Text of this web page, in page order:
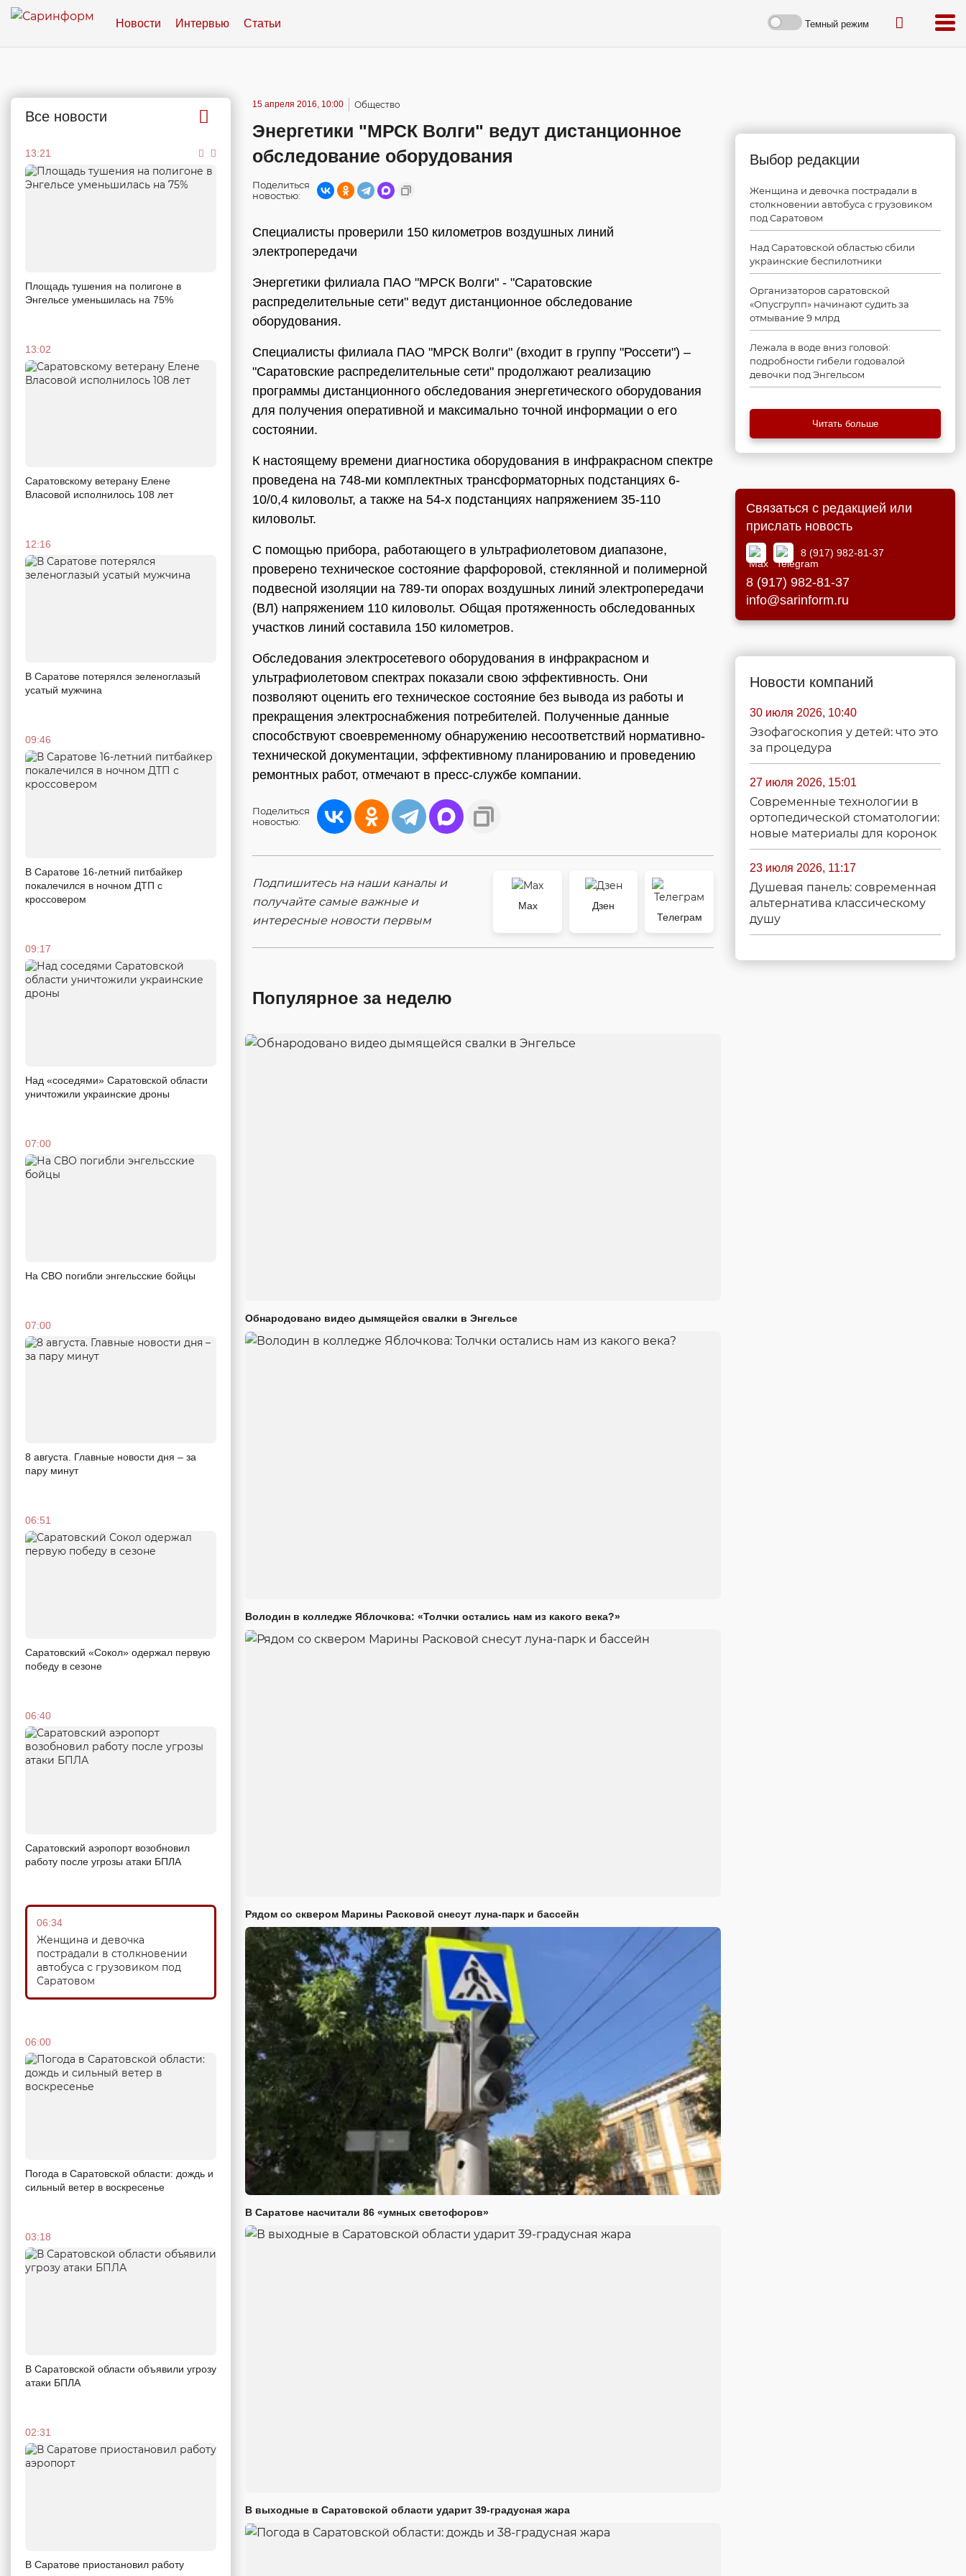
Новости Интервью Статьи Темный режим
Все новости
13:21
Площадь тушения на полигоне в
Энгельсе уменьшилась на 75%
13:02
Саратовскому ветерану Елене
Власовой исполнилось 108 лет
12:16
В Саратове потерялся зеленоглазый
усатый мужчина
09:46
В Саратове 16-летний питбайкер
покалечился в ночном ДТП с
кроссовером
09:17
Над «соседями» Саратовской области
уничтожили украинские дроны
07:00
На СВО погибли энгельсские бойцы
07:00
8 августа. Главные новости дня – за
пару минут
06:51
Саратовский «Сокол» одержал первую
победу в сезоне
06:40
Саратовский аэропорт возобновил
работу после угрозы атаки БПЛА
06:34
Женщина и девочка
пострадали в столкновении
автобуса с грузовиком под
Саратовом
06:00
Погода в Саратовской области: дождь и
сильный ветер в воскресенье
03:18
В Саратовской области объявили угрозу
атаки БПЛА
02:31
В Саратове приостановил работу
15 апреля 2016, 10:00 Общество
Энергетики "МРСК Волги" ведут дистанционное
обследование оборудования
Поделиться
новостью:
Специалисты проверили 150 километров воздушных линий
электропередачи
Энергетики филиала ПАО "МРСК Волги" - "Саратовские
распределительные сети" ведут дистанционное обследование
оборудования.
Специалисты филиала ПАО "МРСК Волги" (входит в группу "Россети") –
"Саратовские распределительные сети" продолжают реализацию
программы дистанционного обследования энергетического оборудования
для получения оперативной и максимально точной информации о его
состоянии.
К настоящему времени диагностика оборудования в инфракрасном спектре
проведена на 748-ми комплектных трансформаторных подстанциях 6-
10/0,4 киловольт, а также на 54-х подстанциях напряжением 35-110
киловольт.
С помощью прибора, работающего в ультрафиолетовом диапазоне,
проверено техническое состояние фарфоровой, стеклянной и полимерной
подвесной изоляции на 789-ти опорах воздушных линий электропередачи
(ВЛ) напряжением 110 киловольт. Общая протяженность обследованных
участков линий составила 150 километров.
Обследования электросетевого оборудования в инфракрасном и
ультрафиолетовом спектрах показали свою эффективность. Они
позволяют оценить его техническое состояние без вывода из работы и
прекращения электроснабжения потребителей. Полученные данные
способствуют своевременному обнаружению несоответствий нормативно-
технической документации, эффективному планированию и проведению
ремонтных работ, отмечают в пресс-службе компании.
Поделиться
новостью:
Подпишитесь на наши каналы и
получайте самые важные и
интересные новости первым
Max
Дзен
Телеграм
Популярное за неделю
Обнародовано видео дымящейся свалки в Энгельсе
Володин в колледже Яблочкова: «Толчки остались нам из какого века?»
Рядом со сквером Марины Расковой снесут луна-парк и бассейн
В Саратове насчитали 86 «умных светофоров»
В выходные в Саратовской области ударит 39-градусная жара
Выбор редакции
Женщина и девочка пострадали в
столкновении автобуса с грузовиком
под Саратовом
Над Саратовской областью сбили
украинские беспилотники
Организаторов саратовской
«Опусгрупп» начинают судить за
отмывание 9 млрд
Лежала в воде вниз головой:
подробности гибели годовалой
девочки под Энгельсом
Читать больше
Связаться с редакцией или
прислать новость
8 (917) 982-81-37
8 (917) 982-81-37
info@sarinform.ru
Новости компаний
30 июля 2026, 10:40
Эзофагоскопия у детей: что это
за процедура
27 июля 2026, 15:01
Современные технологии в
ортопедической стоматологии:
новые материалы для коронок
23 июля 2026, 11:17
Душевая панель: современная
альтернатива классическому
душу